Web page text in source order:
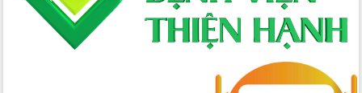
tại Đập Đồng Cam đầu Xuân Bính Ngọ
Ngành nông nghiệp phấn đấu tăng
trưởng đạt 5,86% trong năm 2026